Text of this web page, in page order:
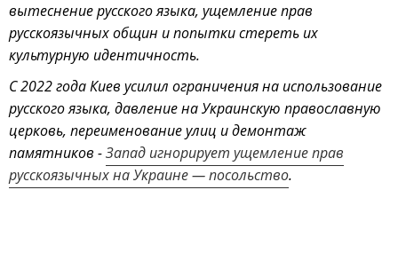
вытеснение русского языка, ущемление прав
русскоязычных общин и попытки стереть их
культурную идентичность.
С 2022 года Киев усилил ограничения на использование
русского языка, давление на Украинскую православную
церковь, переименование улиц и демонтаж
памятников -Запад игнорирует ущемление прав
русскоязычных на Украине — посольство.